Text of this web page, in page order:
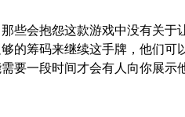
些会抱怨这款游戏中没有关
的筹码来继续这手牌，他们
要一段时间才会有人向你展示